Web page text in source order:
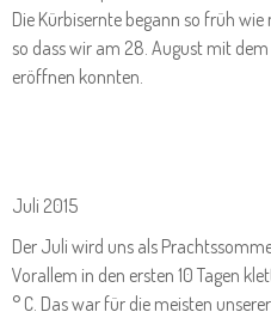
Die Kürbisernte begann so früh
so dass wir am 28. August mit
eröffnen konnten.
Juli 2015
Der Juli wird uns als
Vorallem in den ersten 10 Tagen
° C. Das war für die meisten